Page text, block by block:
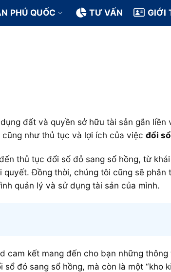
PHÚ QUỐC TƯ VẤN GIỚI
đất và quyền sở hữu tài sản gắn liền
như thủ tục và lợi ích của việc đổi
thủ tục đổi sổ đỏ sang sổ hồng, từ
Đồng thời, chúng tôi cũng sẽ phân
quản lý và sử dụng tài sản của mình.
kết mang đến cho bạn những
đỏ sang sổ hồng, mà còn là một “kho